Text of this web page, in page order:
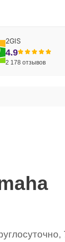
2GIS
4.9
2 178 отзывов